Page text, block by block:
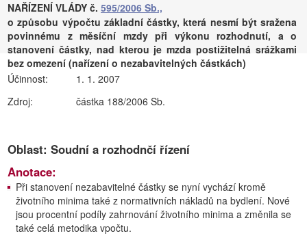
NAŘÍZENÍ VLÁDY č. 595/2006 Sb.,
o způsobu výpočtu základní částky, která nesmí být sražena
povinnému z měsíční mzdy při výkonu rozhodnutí, a o
stanovení částky, nad kterou je mzda postižitelná srážkami
bez omezení (nařízení o nezabavitelných částkách)
Účinnost:
1. 1. 2007
Zdroj:
částka 188/2006 Sb.
Oblast: Soudní a rozhodnčí řízení
Anotace:
Při stanovení nezabavitelné částky se nyní vychází kromě
životního minima také z normativních nákladů na bydlení. Nové
jsou procentní podíly zahrnování životního minima a změnila se
také celá metodika vpočtu.